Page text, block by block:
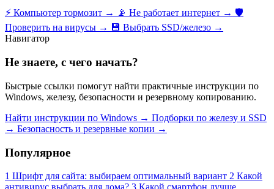
⚡ Компьютер тормозит → 📡 Не работает интернет → 🛡️
Проверить на вирусы → 💾 Выбрать SSD/железо →
Навигатор
Не знаете, с чего начать?
Быстрые ссылки помогут найти практичные инструкции по
Windows, железу, безопасности и резервному копированию.
Найти инструкции по Windows → Подборки по железу и SSD
→ Безопасность и резервные копии →
Популярное
1 Шрифт для сайта: выбираем оптимальный вариант 2 Какой